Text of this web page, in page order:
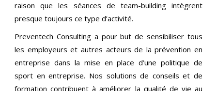
raison que les séances de team-building intègrent
presque toujours ce type d’activité.
Preventech Consulting a pour but de sensibiliser tous
les employeurs et autres acteurs de la prévention en
entreprise dans la mise en place d’une politique de
sport en entreprise. Nos solutions de conseils et de
formation contribuent à améliorer la qualité de vie au